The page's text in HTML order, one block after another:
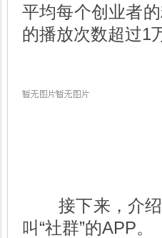
平均每个创业者
的播放次数超过1
接下来，介绍
叫“社群”的APP